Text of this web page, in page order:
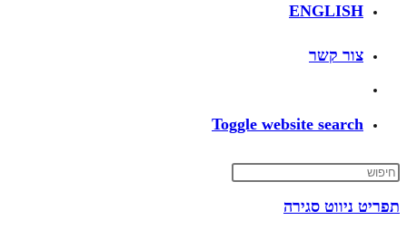
ENGLISH
צור קשר
Toggle website search
תפריט ניווט סגירה